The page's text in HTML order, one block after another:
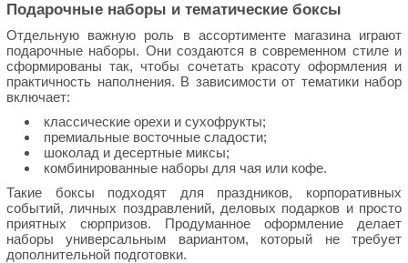
Подарочные наборы и тематические боксы
Отдельную важную роль в ассортименте магазина играют
подарочные наборы. Они создаются в современном стиле и
сформированы так, чтобы сочетать красоту оформления и
практичность наполнения. В зависимости от тематики набор
включает:
классические орехи и сухофрукты;
премиальные восточные сладости;
шоколад и десертные миксы;
комбинированные наборы для чая или кофе.
Такие боксы подходят для праздников, корпоративных
событий, личных поздравлений, деловых подарков и просто
приятных сюрпризов. Продуманное оформление делает
наборы универсальным вариантом, который не требует
дополнительной подготовки.